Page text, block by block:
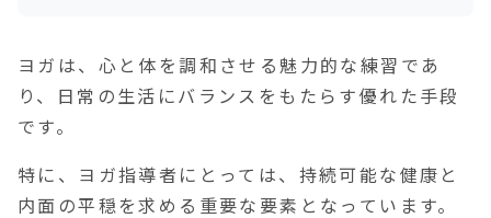
解剖学を通じて深化する知識
受講生の声
ヨガは、 心と体を調和させる魅力的な練習であ
り、日常の生活にバランスをもたらす優れた手段
です。
特に、ヨガ指導者にとっては、 持続可能な健康と
内面の平穏を求める重要な要素 となっています。